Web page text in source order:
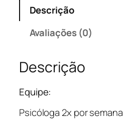
Descrição
Avaliações (0)
Descrição
Equipe:
Psicóloga 2x por semana